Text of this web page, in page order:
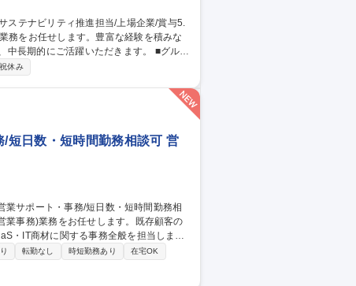
的にご活躍いただきます。 ■グルー
立案と推進。一例として環境経営の推進
には経理や人事などの他部署への配置転
休み
/短日数・短時間勤務相談可 営
・IT商材に関する事務全般を担当しま
／提案資料や営業ツールの更新・運用
制度あり、ワークライフバランス整えな
転勤なし 時短勤務あり
在宅OK